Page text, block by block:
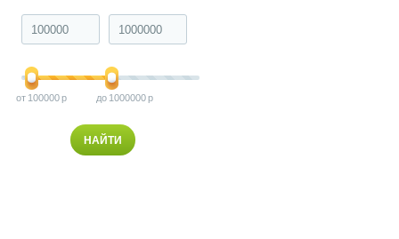
100000 1000000